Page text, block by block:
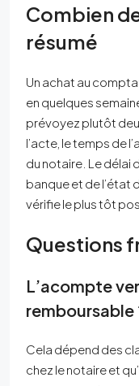
Combien
résumé
Un achat au
en quelques
prévoyez plutôt
l’acte, le temps de
du notaire. Le délai
banque et de l’état
vérifie le plus tôt
Questions
L’acompte
remboursable
Cela dépend des
chez le notaire et